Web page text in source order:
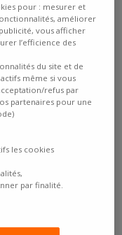
pour : mesurer et
améliorer
vous afficher
l’efficience des
du site et de
même si vous
refus par
partenaires pour une
les cookies
par finalité.